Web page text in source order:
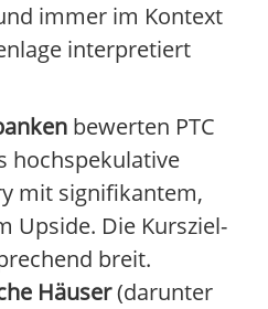
immer im Kontext
interpretiert
bewerten PTC
hochspekulative
mit signifikantem,
Upside. Die Kursziel-
breit.
Häuser(darunter